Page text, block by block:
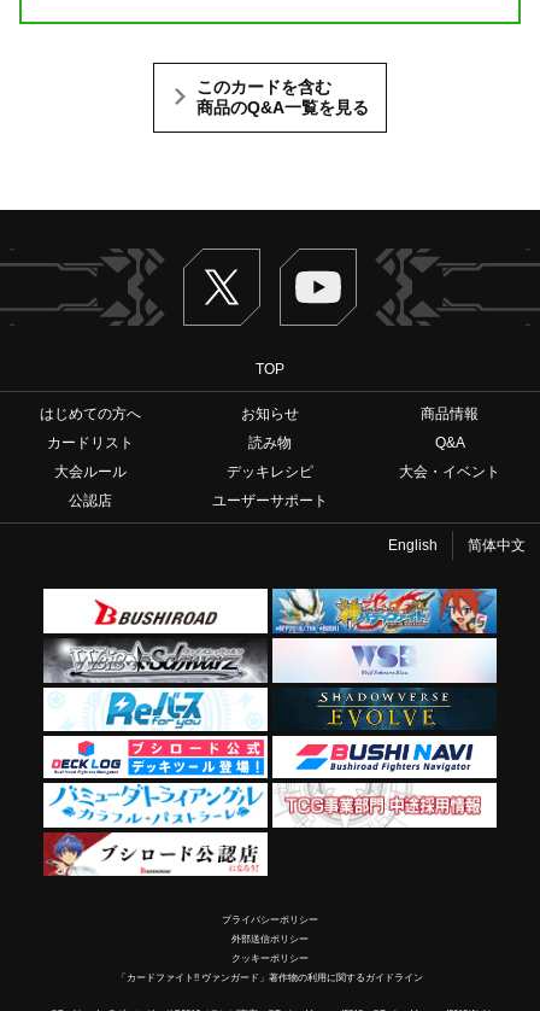
このカードを含む
商品のQ&A一覧を見る
Twitter ヴァンガードch
TOP
はじめての方へ お知らせ
商品情報
カードリスト
読み物
Q&A
大会ルール
デッキレシピ
大会・イベント
公認店
ユーザーサポート
English 简体中文
プライバシーポリシー
外部送信ポリシー
クッキーポリシー
「カードファイト!! ヴァンガード」著作物の利用に関するガイドライン